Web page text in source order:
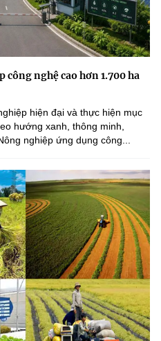
công nghệ cao hơn 1.700 ha
hiện đại và thực hiện mục
hướng xanh, thông minh,
nghiệp ứng dụng công...